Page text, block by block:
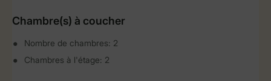
Chambre(s) à coucher
Nombre de chambres: 2
Chambres à l'étage: 2